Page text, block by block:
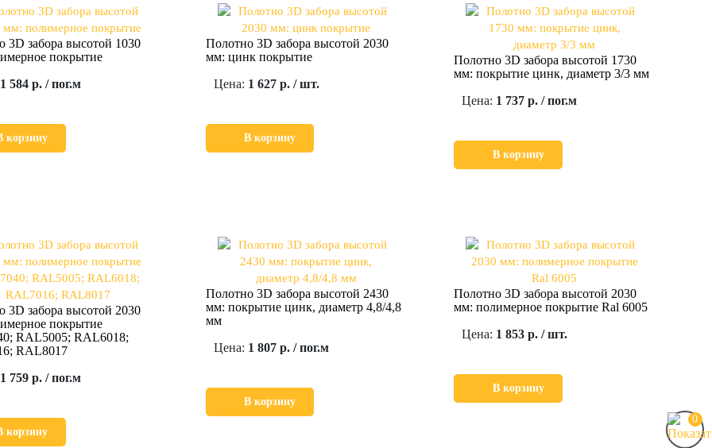
0
3D забора высотой 1030
покрытие
1 584 р. / пог.м
корзину
Полотно 3D забора высотой 2030
мм: цинк покрытие
Цена: 1 627 р. / шт.
В корзину
Полотно 3D забора высотой 1730
мм: покрытие цинк, диаметр 3/3 мм
Цена: 1 737 р. / пог.м
В корзину
3D забора высотой 2030
покрытие
RAL5005; RAL6018;
RAL8017
1 759 р. / пог.м
корзину
Полотно 3D забора высотой 2430
мм: покрытие цинк, диаметр 4,8/4,8
мм
Цена: 1 807 р. / пог.м
В корзину
Полотно 3D забора высотой 2030
мм: полимерное покрытие Ral 6005
Цена: 1 853 р. / шт.
В корзину